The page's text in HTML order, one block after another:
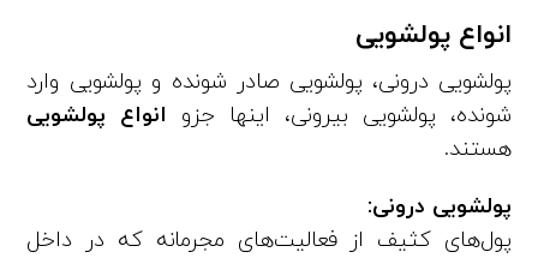
‏انواع پولشویی
پولشویی درونی، پولشویی صادر شونده و پولشویی وارد
شونده، پولشویی بیرونی، اینها جزو انواع پولشویی
هستند.
پولشویی درونی:
پول‌های کثیف از فعالیت‌های مجرمانه که در داخل